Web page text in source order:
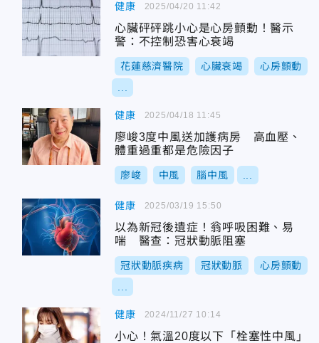
健康
心臟砰砰跳小心是心房顫動！醫示
警：不控制恐害心衰竭
花蓮慈濟醫院 心臟衰竭 心房顫動
2025/04/20 11:42
健康
廖峻3度中風送加護病房 高血壓、
體重過重都是危險因子
廖峻 中風 腦中風
2025/04/18 11:45
健康
以為新冠後遺症！翁呼吸困難、易
喘 醫查：冠狀動脈阻塞
冠狀動脈疾病 冠狀動脈 心房顫動
2025/03/19 15:50
健康
小心！氣溫20度以下「栓塞性中風」
2024/11/27 10:14